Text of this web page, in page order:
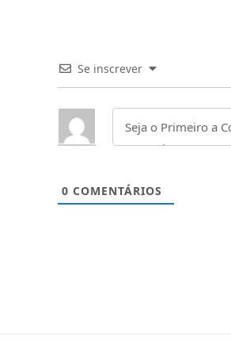
Se inscrever
0 COMENTÁRIOS